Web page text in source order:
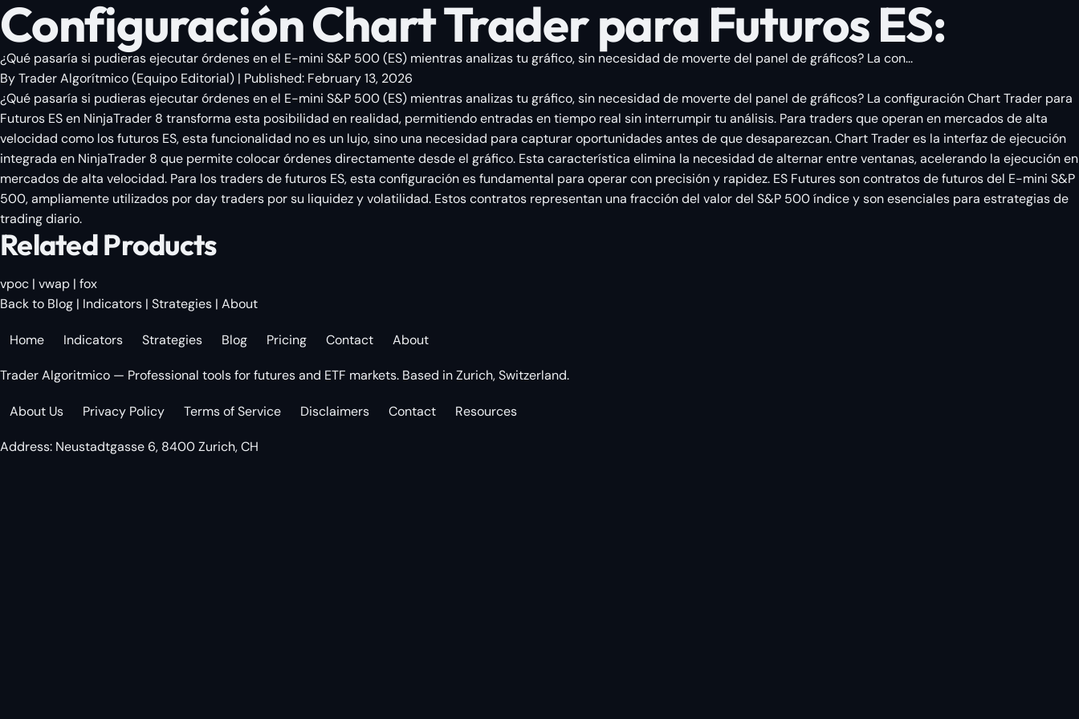
Configuración Chart Trader para Futuros ES:
¿Qué pasaría si pudieras ejecutar órdenes en el E-mini S&P 500 (ES) mientras analizas tu gráfico, sin necesidad de moverte del panel de gráficos? La con...
ByTrader Algorítmico(Equipo Editorial) | Published: February 13, 2026
¿Qué pasaría si pudieras ejecutar órdenes en el E-mini S&P 500 (ES) mientras analizas tu gráfico, sin necesidad de moverte del panel de gráficos? La configuración Chart Trader para
Futuros ES en NinjaTrader 8 transforma esta posibilidad en realidad, permitiendo entradas en tiempo real sin interrumpir tu análisis. Para traders que operan en mercados de alta
velocidad como los futuros ES, esta funcionalidad no es un lujo, sino una necesidad para capturar oportunidades antes de que desaparezcan. Chart Trader es la interfaz de ejecución
integrada en NinjaTrader 8 que permite colocar órdenes directamente desde el gráfico. Esta característica elimina la necesidad de alternar entre ventanas, acelerando la ejecución en
mercados de alta velocidad. Para los traders de futuros ES, esta configuración es fundamental para operar con precisión y rapidez. ES Futures son contratos de futuros del E-mini S&P
500, ampliamente utilizados por day traders por su liquidez y volatilidad. Estos contratos representan una fracción del valor del S&P 500 índice y son esenciales para estrategias de
trading diario.
Related Products
vpoc | vwap | fox
Back to Blog | Indicators | Strategies | About
Home Indicators Strategies Blog Pricing Contact About
Trader Algoritmico — Professional tools for futures and ETF markets. Based in Zurich, Switzerland.
About Us Privacy Policy Terms of Service Disclaimers Contact Resources
Address: Neustadtgasse 6, 8400 Zurich, CH